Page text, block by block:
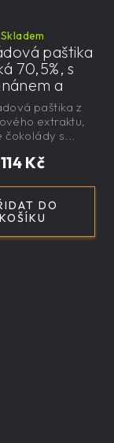
Skladem
paštika
70,5%, s
a
100g -
114 Kč
DO
KOŠÍKU
paštika z
extraktu,
čokolády s...